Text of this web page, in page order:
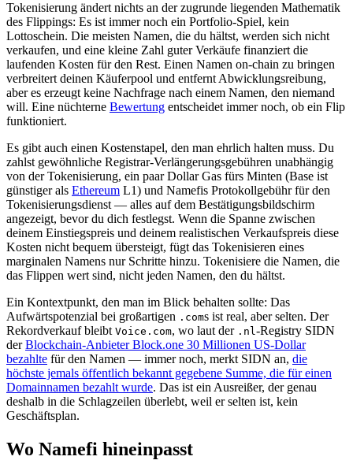
Tokenisierung ändert nichts an der zugrunde liegenden Mathematik
des Flippings: Es ist immer noch ein Portfolio-Spiel, kein
Lottoschein. Die meisten Namen, die du hältst, werden sich nicht
verkaufen, und eine kleine Zahl guter Verkäufe finanziert die
laufenden Kosten für den Rest. Einen Namen on-chain zu bringen
verbreitert deinen Käuferpool und entfernt Abwicklungsreibung,
aber es erzeugt keine Nachfrage nach einem Namen, den niemand
will. Eine nüchterne Bewertung entscheidet immer noch, ob ein Flip
funktioniert.
Es gibt auch einen Kostenstapel, den man ehrlich halten muss. Du
zahlst gewöhnliche Registrar-Verlängerungsgebühren unabhängig
von der Tokenisierung, ein paar Dollar Gas fürs Minten (Base ist
günstiger als Ethereum L1) und Namefis Protokollgebühr für den
Tokenisierungsdienst — alles auf dem Bestätigungsbildschirm
angezeigt, bevor du dich festlegst. Wenn die Spanne zwischen
deinem Einstiegspreis und deinem realistischen Verkaufspreis diese
Kosten nicht bequem übersteigt, fügt das Tokenisieren eines
marginalen Namens nur Schritte hinzu. Tokenisiere die Namen, die
das Flippen wert sind, nicht jeden Namen, den du hältst.
Ein Kontextpunkt, den man im Blick behalten sollte: Das
Aufwärtspotenzial bei großartigen .coms ist real, aber selten. Der
Rekordverkauf bleibt Voice.com, wo laut der .nl-Registry SIDN
derBlockchain-Anbieter Block.one 30 Millionen US-Dollar
bezahlte für den Namen — immer noch, merkt SIDN an, die
höchste jemals öffentlich bekannt gegebene Summe, die für einen
Domainnamen bezahlt wurde. Das ist ein Ausreißer, der genau
deshalb in die Schlagzeilen überlebt, weil er selten ist, kein
Geschäftsplan.
Wo Namefi hineinpasst